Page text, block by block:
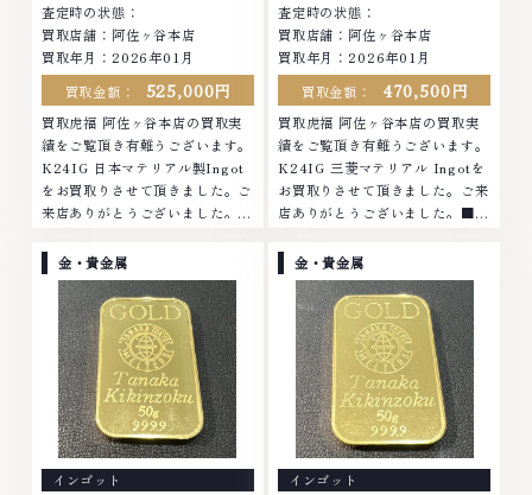
～19:00定休日: 年中無休
査定時の状態：
買取店舗：阿佐ヶ谷本店
買取年月：2026年01月
買取金額：
525,000円
買取虎福 阿佐ヶ谷本店の買取実
績をご覧頂き有難うございます。
K24IG 日本マテリアル製Ingot
をお買取りさせて頂きました。ご
来店ありがとうございました。■
ダイヤモンド ブランド品 ブラン
ド衣類 お酒買取りのことなら、
お任せくださいなかでも金・プラ
チナ等のアクセサリー・貴金属・
宝石・ダイヤモンド・ジュエリー
や ブランド品・時計等は特に自
信を持って、高額査定を実現して
おります。 古くて使わなくなっ
てしまったアクセサリー、動かな
くなってしまった腕時計、多くの
お品物の高価買取りを実現してお
査定時の状態：
買取店舗：阿佐ヶ谷本店
買取年月：2026年01月
買取金額：
470,500円
買取虎福 阿佐ヶ谷本店の買取実
績をご覧頂き有難うございます。
K24IG 三菱マテリアル Ingotを
お買取りさせて頂きました。ご来
店ありがとうございました。■地
イヤモンド ブランド品 ブランド
衣類 お酒買取りのことなら、お
任せくださいなかでも金・プラチ
ナ等のアクセサリー・貴金属・宝
石・ダイヤモンド・ジュエリーや
ブランド品・時計等は特に自信を
持って、高額査定を実現しており
ます。 古くて使わなくなってし
まったアクセサリー、動かなくな
ってしまった腕時計、多くのお品
物の高価買取りを実現しており、
金・貴金属
インゴット
金・貴金属
インゴット